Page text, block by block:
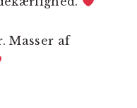
Masser af